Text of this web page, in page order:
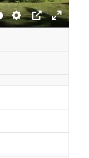
Settings
PIP
Enter